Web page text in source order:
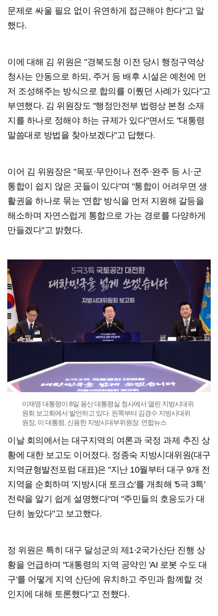
문제로 싸울 필요 없이 유연하게 접근해야 한다"고 말
했다.
이에 대해 김 위원은 "경북도청 이전 당시 행정구역상
청사는 안동으로 하되, 주거 등 배후 시설은 예천에 먼
저 조성해주는 방식으로 합의를 이뤘던 사례가 있다"고
부연했다. 김 위원장도 "행정안전부 법령상 본청 소재
지를 하나로 정해야 하는 규제가 있다"면서도 "대통령
말씀대로 방법을 찾아보겠다"고 답했다.
이어 김 위원장은 "목포·무안이나 전주·완주 등 시·군
통합이 쉽지 않은 곳들이 있다"며 "통합이 어려우면 생
활권을 하나로 묶는 '연합' 방식을 먼저 지원해 갈등을
해소하며 자연스럽게 통합으로 가는 경로를 다양하게
만들겠다"고 밝혔다.
이재명 대통령이 8일 용산 대통령실 청사에서 열린 지방시대위
원회 보고회에서 발언하고 있다. 왼쪽부터 김경수 지방시대위
원장, 이 대통령, 신용한 지방시대부위원장. 연합뉴스
이날 회의에서는 대구지역의 여론과 국정 과제 추진 상
황에 대한 보고도 이어졌다. 정종숙 지방시대위원(대구
지역균형발전포럼 대표)은 "지난 10월부터 대구 9개 전
지역을 순회하며 '지방시대 토크쇼'를 개최해 '5극 3특'
전략을 알기 쉽게 설명했다"며 "주민들의 호응도가 대
단히 높았다"고 보고했다.
정 위원은 특히 대구 달성군의 제1·2국가산단 진행 상
황을 언급하며 "대통령의 지역 공약인 'AI 로봇 수도 대
구'를 어떻게 지역 산단에 유치하고 주민과 함께할 것
인지에 대해 토론했다"고 전했다.